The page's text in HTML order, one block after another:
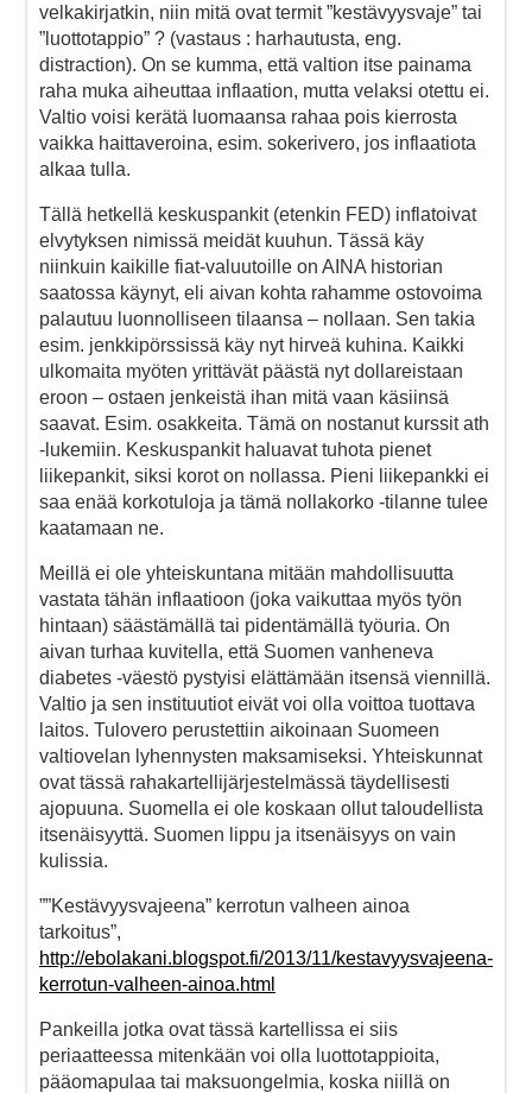
velkakirjatkin, niin mitä ovat termit ”kestävyysvaje” tai
”luottotappio” ? (vastaus : harhautusta, eng.
distraction). On se kumma, että valtion itse painama
raha muka aiheuttaa inflaation, mutta velaksi otettu ei.
Valtio voisi kerätä luomaansa rahaa pois kierrosta
vaikka haittaveroina, esim. sokerivero, jos inflaatiota
alkaa tulla.
Tällä hetkellä keskuspankit (etenkin FED) inflatoivat
elvytyksen nimissä meidät kuuhun. Tässä käy
niinkuin kaikille fiat-valuutoille on AINA historian
saatossa käynyt, eli aivan kohta rahamme ostovoima
palautuu luonnolliseen tilaansa – nollaan. Sen takia
esim. jenkkipörssissä käy nyt hirveä kuhina. Kaikki
ulkomaita myöten yrittävät päästä nyt dollareistaan
eroon – ostaen jenkeistä ihan mitä vaan käsiinsä
saavat. Esim. osakkeita. Tämä on nostanut kurssit ath
-lukemiin. Keskuspankit haluavat tuhota pienet
liikepankit, siksi korot on nollassa. Pieni liikepankki ei
saa enää korkotuloja ja tämä nollakorko -tilanne tulee
kaatamaan ne.
Meillä ei ole yhteiskuntana mitään mahdollisuutta
vastata tähän inflaatioon (joka vaikuttaa myös työn
hintaan) säästämällä tai pidentämällä työuria. On
aivan turhaa kuvitella, että Suomen vanheneva
diabetes -väestö pystyisi elättämään itsensä viennillä.
Valtio ja sen instituutiot eivät voi olla voittoa tuottava
laitos. Tulovero perustettiin aikoinaan Suomeen
valtiovelan lyhennysten maksamiseksi. Yhteiskunnat
ovat tässä rahakartellijärjestelmässä täydellisesti
ajopuuna. Suomella ei ole koskaan ollut taloudellista
itsenäisyyttä. Suomen lippu ja itsenäisyys on vain
kulissia.
””Kestävyysvajeena” kerrotun valheen ainoa
tarkoitus”,
http://ebolakani.blogspot.fi/2013/11/kestavyysvajeena-
kerrotun-valheen-ainoa.html
Pankeilla jotka ovat tässä kartellissa ei siis
periaatteessa mitenkään voi olla luottotappioita,
pääomapulaa tai maksuongelmia, koska niillä on